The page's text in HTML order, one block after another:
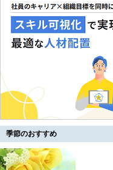
季節のおすすめ